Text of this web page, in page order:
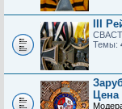
III
Темы:
Цена